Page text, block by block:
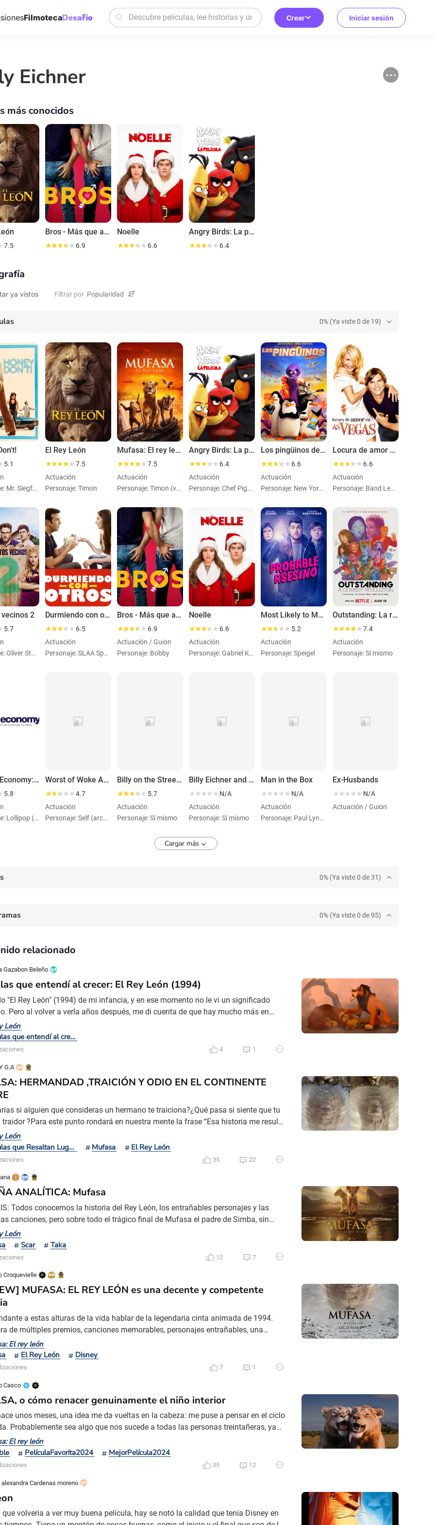
Filmoteca Crear Iniciar sesión
Eichner
más conocidos
7.5
Bros - Más que amigos
6.9
Noelle
6.6
Angry Birds: La película
6.4
ya vistos Filtrar por
0% (Ya viste 0 de 19)
5.1
Personaje: Mr. Siegfried
El Rey León
7.5
Actuación
Personaje: Timon
Mufasa: El rey león
7.5
Actuación
Personaje: Timon (voice)
Angry Birds: La película
6.4
Actuación
Personaje: Chef Pigvoice
Los pingüinos de Madagascar: La película
6.6
Actuación
Personaje: New York Reportervoice
Locura de amor en Las Vegas
6.6
Actuación
Personaje: Band Leader
2
5.7
Personaje: Oliver Studebaker
Durmiendo con otros
6.5
Actuación
Personaje: SLAA Speaker
Bros - Más que amigos
6.9
Actuación / Guion
Personaje: Bobby
Noelle
6.6
Actuación
Personaje: Gabriel Kringle
Most Likely to Murder
5.2
Actuación
Personaje: Speigel
Outstanding: La revolución del humor
7.4
Actuación
Personaje: Sí mismo
We the Economy: 20 Short Films You Can't Afford to Miss
5.8
Personaje: Lollipop (segment: The Unbelievably Sweet Alpacas) (voice)
Worst of Woke Awards
4.7
Actuación
Personaje: Self (archiveFootage)
Billy on the Street: Distraction Round
5.7
Actuación
Personaje: Sí mismo
Billy Eichner and 'Potato the Potato'
N/A
Actuación
Personaje: Sí mismo
Man in the Box
N/A
Actuación
Personaje: Paul Lynde
Ex-Husbands
N/A
Actuación / Guion
Cargar más
0% (Ya viste 0 de 31)
0% (Ya viste 0 de 95)
relacionado
Gazabon Beleño
Películas que entendí al crecer: El Rey León (1994)
"El Rey León" (1994) de mi infancia, y en ese momento no le vi un significado
Pero al volver a verla años después, me di cuenta de que hay mucho más en
película aborda temas como la muerte de un ser querido, la carga de la
la culpa y el miedo al pasado. La escena de la muerte de Mufasa, por
va más allá de la tristeza; refleja nuestras propias
León
Películas que entendí al crecer
4 1
G.A
HERMANDAD ,TRAICIÓN Y ODIO EN EL CONTINENTE
si alguien que consideras un hermano te traiciona?¿Qué pasa si siente que tu
?Para este punto rondará en nuestra mente la frase “Esa historia me resulta
si que lo es .Para recordar hay que viajar en el tiempo, a cuando todavía
en cuentos de hadas . Entonces llegamos a una historia que marco la infancia de
de nosotros, y esa fue el clási
León
Películas que Resaltan Lugares
Mufasa El Rey León
35 22
ANALÍTICA: Mufasa
Todos conocemos la historia del Rey León, los entrañables personajes y las
canciones, pero sobre todo el trágico final de Mufasa el padre de Simba, sin
no conocemos más allá del personaje Mufasa, por lo que, en esta película
de nombre Mufasa, profundiza sobre cómo fue la vida del padre de Simba antes
en rey y cómo unos hermanos que originalmente
León
Scar Taka
12 7
Croquevielle
MUFASA: EL REY LEÓN es una decente y competente
a estas alturas de la vida hablar de la legendaria cinta animada de 1994.
de múltiples premios, canciones memorables, personajes entrañables, una
directa a VHS que sorprendentemente es muy buena (nadie me puede hacer
a Kovu lo exilian y le cantan "Not one of us", que tremendo temazo) y otra
es sobre Timón y Puma que aunque quisieran anotarla co
El rey león
El Rey León Disney
7 1
Casco
o cómo renacer genuinamente el niño interior
unos meses, una idea me da vueltas en la cabeza: me puse a pensar en el ciclo
Probablemente sea algo que nos sucede a todas las personas treintañeras, ya
encontramos casi en la mitad de nuestras vidas. Miramos un poco para atrás,
de fijar en la memoria la mayor cantidad de buenos recuerdos, y también
visualizar un porvenir idealizado que quepa con
El rey león
PelículaFavorita2024 MejorPelícula2024
35 12
alexandra Cardenas moreno
que volveria a ver muy buena película, hay se notó la calidad que tenía Disney en